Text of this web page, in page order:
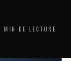
MIN DE LECTURE